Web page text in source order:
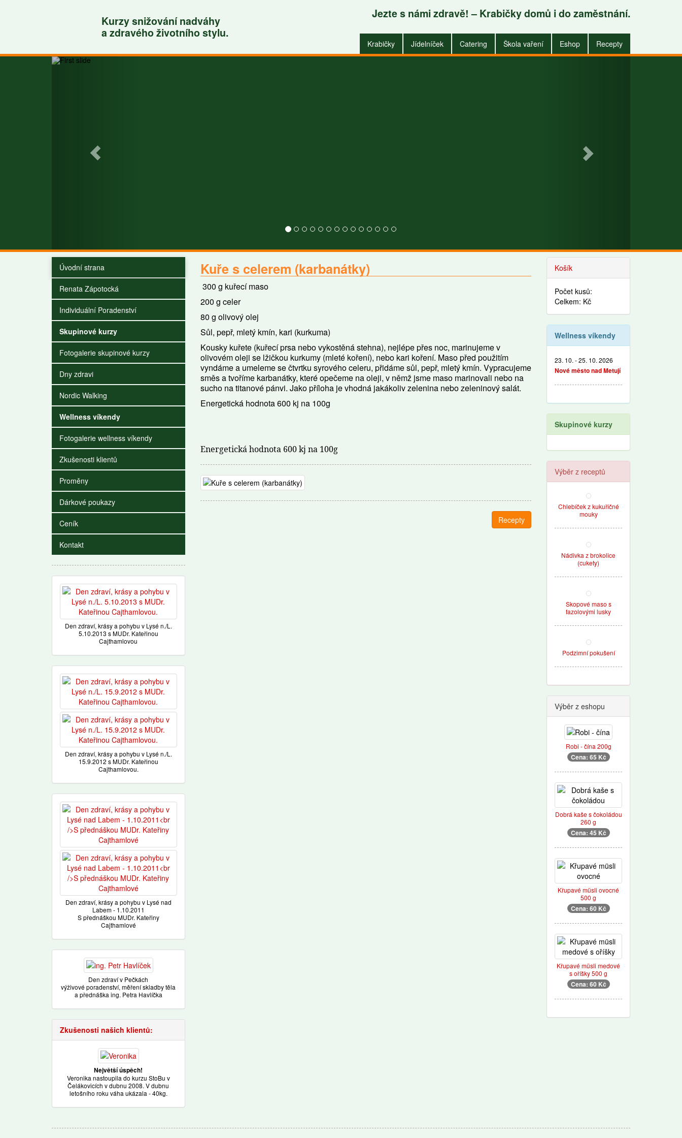
Kurzy snižování nadváhy
a zdravého životního stylu.
Jezte s námi zdravě! – Krabičky domů i do zaměstnání.
Krabičky Jídelníček Catering Škola vaření Eshop Recepty
Krabičky do zaměstnání i do domu.
Úvodní strana
Renata Zápotocká
Individuální Poradenství
Skupinové kurzy
Fotogalerie skupinové kurzy
Dny zdravi
Nordic Walking
Wellness víkendy
Fotogalerie wellness víkendy
Zkušenosti klientů
Proměny
Dárkové poukazy
Ceník
Kontakt
Den zdraví, krásy a pohybu v Lysé n./L.
5.10.2013 s MUDr. Kateřinou
Cajthamlovou
Den zdraví, krásy a pohybu v Lysé n./L.
15.9.2012 s MUDr. Kateřinou
Cajthamlovou.
Den zdraví, krásy a pohybu v Lysé nad
Labem - 1.10.2011
S přednáškou MUDr. Kateřiny
Cajthamlové
Den zdraví v Pečkách
výživové poradenství, měření skladby těla
a přednáška ing. Petra Havlíčka
Zkušenosti našich klientů:
Největší úspěch!
Veronika nastoupila do kurzu StoBu v
Čelákovicích v dubnu 2008. V dubnu
letošního roku váha ukázala - 40kg.
Kuře s celerem (karbanátky)
300 g kuřecí maso
200 g celer
80 g olivový olej
Sůl, pepř, mletý kmín, kari (kurkuma)
Kousky kuřete (kuřecí prsa nebo vykostěná stehna), nejlépe přes noc, marinujeme v
olivovém oleji se lžičkou kurkumy (mleté koření), nebo kari koření. Maso před použitím
vyndáme a umeleme se čtvrtku syrového celeru, přidáme sůl, pepř, mletý kmín. Vypracujeme
směs a tvoříme karbanátky, které opečeme na oleji, v němž jsme maso marinovali nebo na
sucho na titanové pánvi. Jako příloha je vhodná jakákoliv zelenina nebo zeleninový salát.
Energetická hodnota 600 kj na 100g
Energetická hodnota 600 kj na 100g
Recepty
Košík
Počet kusů:
Celkem: Kč
Wellness víkendy
23. 10. - 25. 10. 2026
Nové město nad Metují
Skupinové kurzy
Výběr z receptů
Chlebíček z kukuřičné
mouky
Nádivka z brokolice
(cukety)
Skopové maso s
fazolovými lusky
Podzimní pokušení
Výběr z eshopu
Robi - čína 200g
Cena: 65 Kč
Dobrá kaše s čokoládou
260 g
Cena: 45 Kč
Křupavé müsli ovocné
500 g
Cena: 60 Kč
Křupavé müsli medové
s oříšky 500 g
Cena: 60 Kč